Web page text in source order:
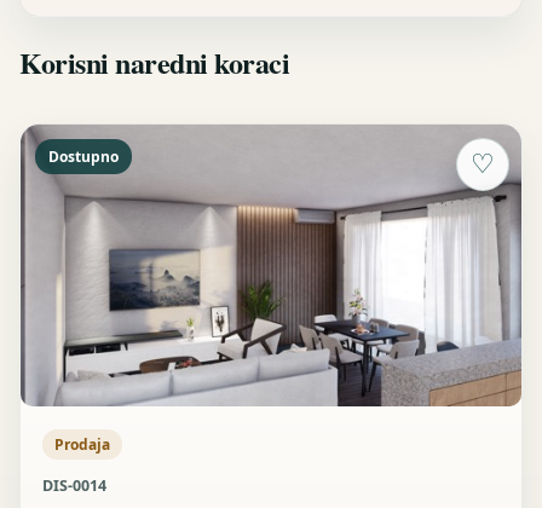
Korisni naredni koraci
♡
Dostupno
Prodaja
DIS-0014